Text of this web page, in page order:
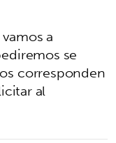
a
se
corresponden
al